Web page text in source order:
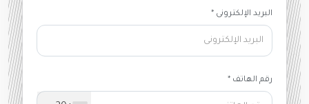
البريد الإلكترونى *
رقم الهاتف *